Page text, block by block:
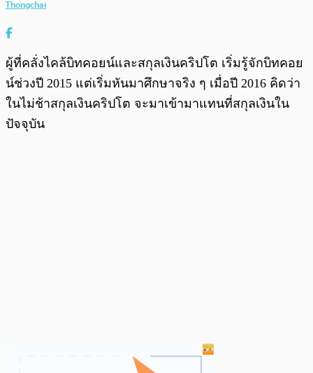
Thongchai
ผู้ที่คลั่งไคล้บิทคอยน์และสกุลเงินคริปโต เริ่มรู้จักบิทคอย
น์ช่วงปี 2015 แต่เริ่มหันมาศึกษาจริง ๆ เมื่อปี 2016 คิดว่า
ในไม่ช้าสกุลเงินคริปโต จะมาเข้ามาแทนที่สกุลเงินใน
ปัจจุบัน